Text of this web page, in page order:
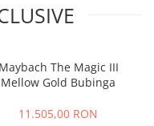
Maybach The Magic III
Mellow Gold Bubinga
11.505,00 RON